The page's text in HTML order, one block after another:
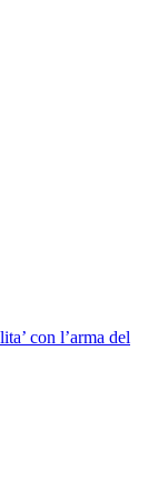
con l’arma del